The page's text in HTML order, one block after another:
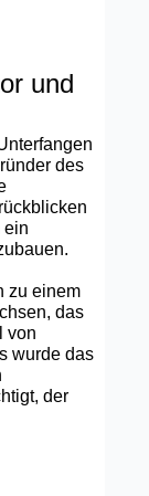
und
des
ein
zu einem
das
von
wurde das
der